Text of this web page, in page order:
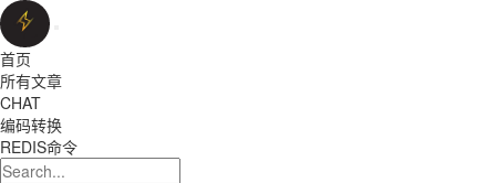
首页
所有文章
CHAT
编码转换
REDIS命令